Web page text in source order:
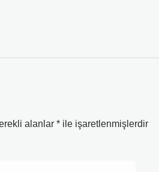
alanlar * ile işaretlenmişlerdir